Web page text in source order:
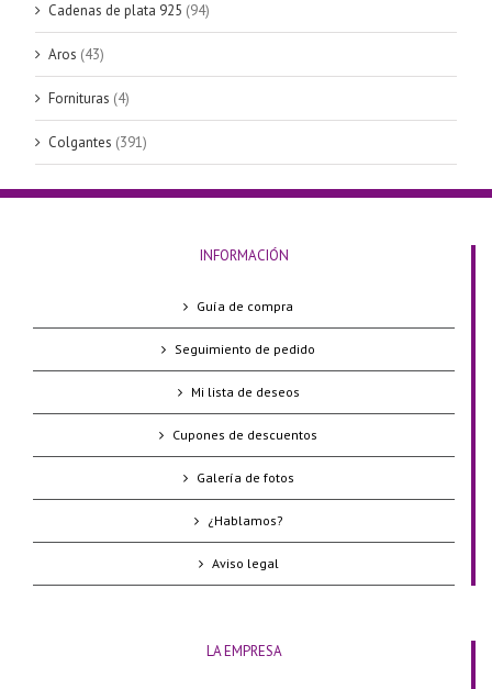
Cadenas de plata 925 (94)
Aros (43)
Fornituras (4)
Colgantes (391)
INFORMACIÓN
Guía de compra
Seguimiento de pedido
Mi lista de deseos
Cupones de descuentos
Galería de fotos
¿Hablamos?
Aviso legal
LA EMPRESA